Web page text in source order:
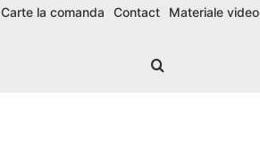
Carte la comanda Contact Materiale video